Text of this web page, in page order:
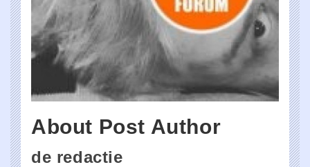
About Post Author
de redactie